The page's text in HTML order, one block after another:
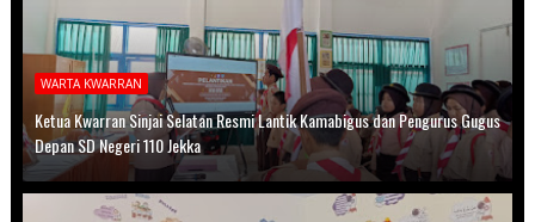
WARTA KWARRAN
Ketua Kwarran Sinjai Selatan Resmi Lantik Kamabigus dan Pengurus Gugus
Depan SD Negeri 110 Jekka